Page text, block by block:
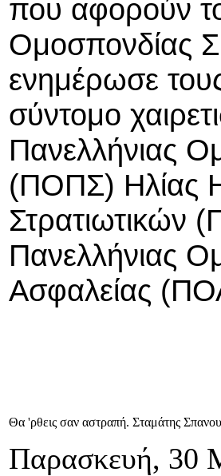
που αφορούν
Ομοσπονδίας
ενημέρωσε
σύντομο
Πανελλήνιας
(ΠΟΠΣ) Ηλίας
Στρατιωτικών
Πανελλήνιας
Ασφαλείας
Θα 'ρθεις σαν αστραπή. Σταμάτης
Παρασκευή, 30